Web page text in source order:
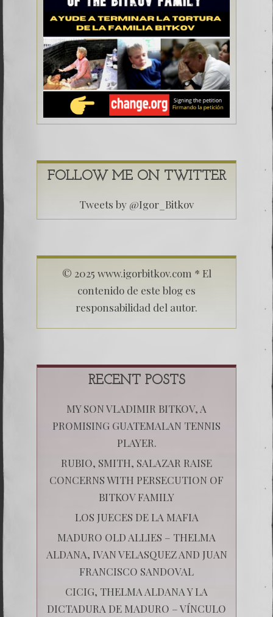
FOLLOW ME ON TWITTER
Tweets by @Igor_Bitkov
© 2025 www.igorbitkov.com * El
contenido de este blog es
responsabilidad del autor.
RECENT POSTS
MY SON VLADIMIR BITKOV, A
PROMISING GUATEMALAN TENNIS
PLAYER.
RUBIO, SMITH, SALAZAR RAISE
CONCERNS WITH PERSECUTION OF
BITKOV FAMILY
LOS JUECES DE LA MAFIA
MADURO OLD ALLIES – THELMA
ALDANA, IVAN VELASQUEZ AND JUAN
FRANCISCO SANDOVAL
CICIG, THELMA ALDANA Y LA
DICTADURA DE MADURO – VÍNCULO